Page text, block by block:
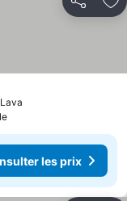
Partager
les prix